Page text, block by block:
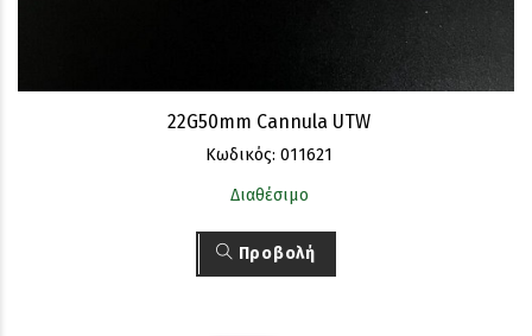
22G50mm Cannula UTW
Κωδικός: 011621
Διαθέσιμο
Προβολή